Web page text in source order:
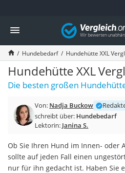
Die beliebtesten Vergleiche nach
Drogerie
Inhalator
Haarschneider
Rollator
Braun Rasierer
Katzenklappe (Chip)
Masturbator
Massagepistole
Reisehaartrockner
Eiweißpulver
Magnesiumpräparat
Vergleich
Hundebedarf Hundehütte XXL
Hundehütte XXL
Die besten großen
Von: Nadja Buckow
schreibt über: Hundebedarf
Lektorin: Janina S.
Ob Sie Ihren Hund im Innen- oder
sollte auf jeden Fall einen
nur für ihn gedacht ist. Haben Sie